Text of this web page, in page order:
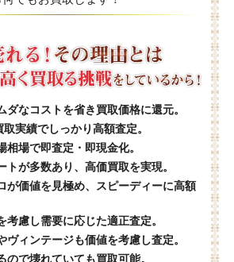
ダなコストを省き買取価格に還元。
実績でしっかり高額査定。
相場で即査定・即現金化。
トが多数あり、高価買取を実現。
が価値を見極め、スピーディーに高額
考慮し需要に応じた適正査定。
ヴィンテージも価値を考慮し査定。
ので壊れていても買取可能。